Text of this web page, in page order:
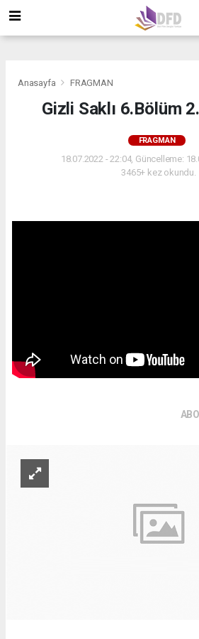
Anasayfa FRAGMAN
Gizli Saklı 6.Bölüm
FRAGMAN
18.07.2022 - 22:04, Güncelleme:
3465+ kez okundu.